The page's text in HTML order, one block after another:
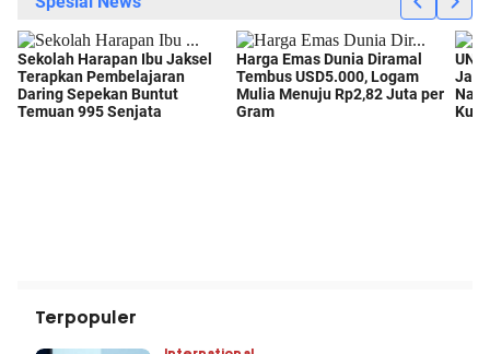
Terpopuler